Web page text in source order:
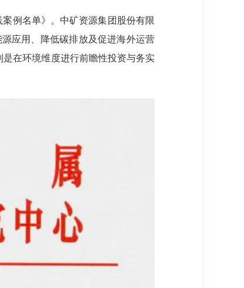
例名单》。中矿资源集团股份有限
应用、降低碳排放及促进海外运营
在环境维度进行前瞻性投资与务实